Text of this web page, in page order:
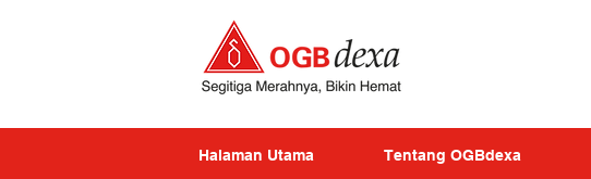
Halaman Utama Tentang OGBdexa